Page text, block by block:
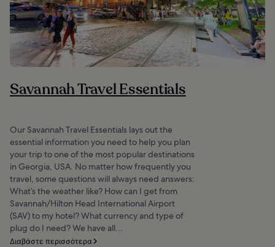
Savannah Travel Essentials
Our Savannah Travel Essentials lays out the
essential information you need to help you plan
your trip to one of the most popular destinations
in Georgia, USA. No matter how frequently you
travel, some questions will always need answers:
What’s the weather like? How can I get from
Savannah/Hilton Head International Airport
(SAV) to my hotel? What currency and type of
plug do I need? We have all...
Διαβάστε περισσότερα